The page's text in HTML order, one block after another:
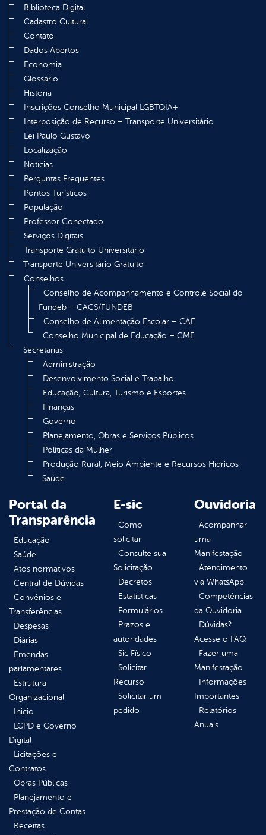
Biblioteca Digital
Cadastro Cultural
Contato
Dados Abertos
Economia
Glossário
História
Inscrições Conselho Municipal LGBTQIA+
Interposição de Recurso – Transporte Universitário
Lei Paulo Gustavo
Localização
Notícias
Perguntas Frequentes
Pontos Turísticos
População
Professor Conectado
Serviços Digitais
Transporte Gratuito Universitário
Transporte Universitário Gratuito
Conselhos
Conselho de Acompanhamento e Controle Social do
Fundeb – CACS/FUNDEB
Conselho de Alimentação Escolar – CAE
Conselho Municipal de Educação – CME
Secretarias
Administração
Desenvolvimento Social e Trabalho
Educação, Cultura, Turismo e Esportes
Finanças
Governo
Planejamento, Obras e Serviços Públicos
Políticas da Mulher
Produção Rural, Meio Ambiente e Recursos Hídricos
Saúde
Portal da
Transparência
Educação
Saúde
Atos normativos
Central de Dúvidas
Convênios e
Transferências
Despesas
Diárias
Emendas
parlamentares
Estrutura
Organizacional
Inicio
LGPD e Governo
Digital
Licitações e
Contratos
Obras Públicas
Planejamento e
Prestação de Contas
Receitas
E-sic
Como
solicitar
Consulte sua
Solicitação
Decretos
Estatísticas
Formulários
Prazos e
autoridades
Sic Físico
Solicitar
Recurso
Solicitar um
pedido
Ouvidoria
Acompanhar
uma
Manifestação
Atendimento
via WhatsApp
Competências
da Ouvidoria
Dúvidas?
Acesse o FAQ
Fazer uma
Manifestação
Informações
Importantes
Relatórios
Anuais